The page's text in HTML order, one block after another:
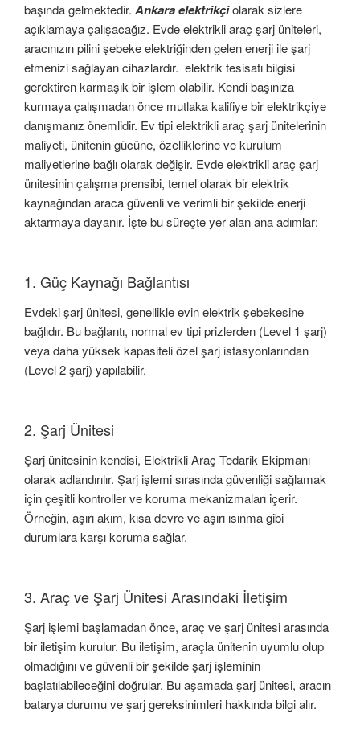
başında gelmektedir. Ankara elektrikçiolarak sizlere
açıklamaya çalışacağız. Evde elektrikli araç şarj üniteleri,
aracınızın pilini şebeke elektriğinden gelen enerji ile şarj
etmenizi sağlayan cihazlardır. elektrik tesisatı bilgisi
gerektiren karmaşık bir işlem olabilir. Kendi başınıza
kurmaya çalışmadan önce mutlaka kalifiye bir elektrikçiye
danışmanız önemlidir. Ev tipi elektrikli araç şarj ünitelerinin
maliyeti, ünitenin gücüne, özelliklerine ve kurulum
maliyetlerine bağlı olarak değişir. Evde elektrikli araç şarj
ünitesinin çalışma prensibi, temel olarak bir elektrik
kaynağından araca güvenli ve verimli bir şekilde enerji
aktarmaya dayanır. İşte bu süreçte yer alan ana adımlar:
1. Güç Kaynağı Bağlantısı
Evdeki şarj ünitesi, genellikle evin elektrik şebekesine
bağlıdır. Bu bağlantı, normal ev tipi prizlerden (Level 1 şarj)
veya daha yüksek kapasiteli özel şarj istasyonlarından
(Level 2 şarj) yapılabilir.
2. Şarj Ünitesi
Şarj ünitesinin kendisi, Elektrikli Araç Tedarik Ekipmanı
olarak adlandırılır. Şarj işlemi sırasında güvenliği sağlamak
için çeşitli kontroller ve koruma mekanizmaları içerir.
Örneğin, aşırı akım, kısa devre ve aşırı ısınma gibi
durumlara karşı koruma sağlar.
3. Araç ve Şarj Ünitesi Arasındaki İletişim
Şarj işlemi başlamadan önce, araç ve şarj ünitesi arasında
bir iletişim kurulur. Bu iletişim, araçla ünitenin uyumlu olup
olmadığını ve güvenli bir şekilde şarj işleminin
başlatılabileceğini doğrular. Bu aşamada şarj ünitesi, aracın
batarya durumu ve şarj gereksinimleri hakkında bilgi alır.